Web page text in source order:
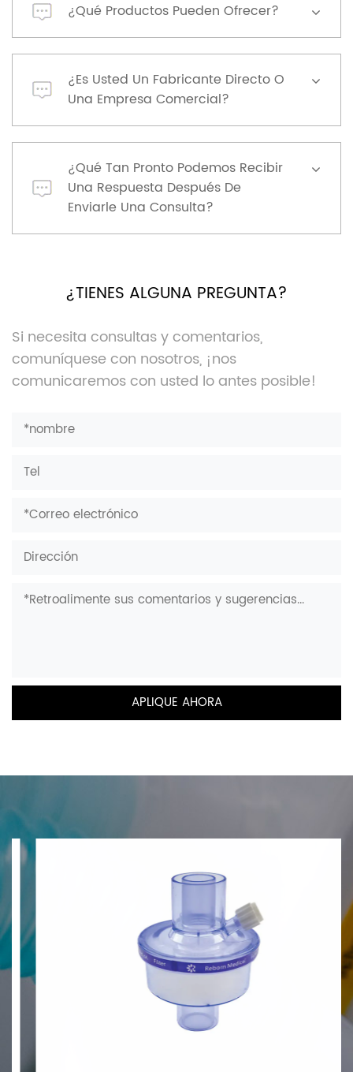
¿Qué Productos Pueden Ofrecer?
¿Es Usted Un Fabricante Directo O
Una Empresa Comercial?
¿Qué Tan Pronto Podemos Recibir
Una Respuesta Después De
Enviarle Una Consulta?
¿TIENES ALGUNA PREGUNTA?
Si necesita consultas y comentarios,
comuníquese con nosotros, ¡nos
comunicaremos con usted lo antes posible!